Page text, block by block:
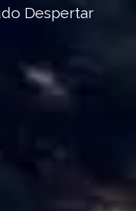
Despertar